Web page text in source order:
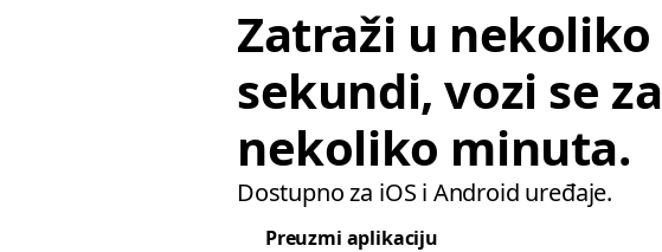
Zatraži u nekoliko
sekundi, vozi se za
nekoliko minuta.
Dostupno za iOS i Android uređaje.
Preuzmi aplikaciju